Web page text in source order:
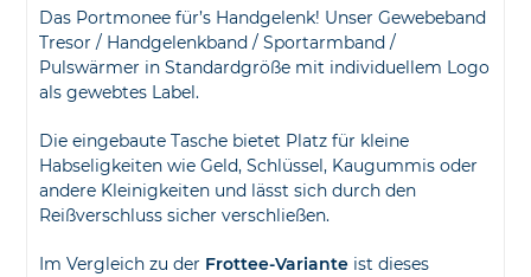
Das Portmonee für’s Handgelenk! Unser Gewebeband
Tresor / Handgelenkband / Sportarmband /
Pulswärmer in Standardgröße mit individuellem Logo
als gewebtes Label.
Die eingebaute Tasche bietet Platz für kleine
Habseligkeiten wie Geld, Schlüssel, Kaugummis oder
andere Kleinigkeiten und lässt sich durch den
Reißverschluss sicher verschließen.
Im Vergleich zu der Frottee-Variante ist dieses